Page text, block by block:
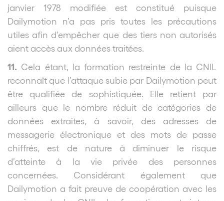
janvier 1978 modifiée est constitué puisque
Dailymotion
n’a pas pris toutes les précautions
utiles afin d’empêcher que des tiers non autorisés
aient accès aux données traitées.
11. Cela étant, la formation restreinte de la CNIL
reconnaît que l’attaque subie par Dailymotion peut
être qualifiée de sophistiquée. Elle retient par
ailleurs que le nombre réduit de catégories de
données extraites, à savoir, des adresses de
messagerie électronique et des mots de passe
chiffrés, est de nature à diminuer le risque
d’atteinte à la vie privée des personnes
concernées. Considérant également que
Dailymotion a fait preuve de coopération avec les